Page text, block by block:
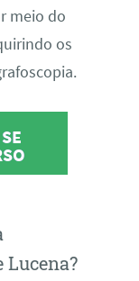
meio do
os
Lucena?